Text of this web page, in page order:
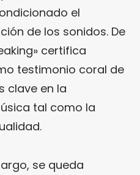
el
de los sonidos. De
certifica
testimonio coral de
clave en la
tal como la
se queda